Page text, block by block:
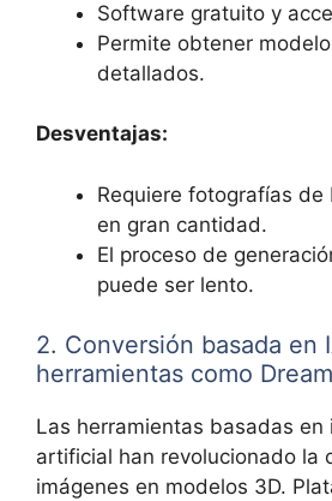
Software gratuito y
Permite obtener
detallados.
Desventajas:
Requiere fotografías
en gran cantidad.
El proceso de
puede ser lento.
2. Conversión basada en
herramientas como
Las herramientas basadas en
artificial han revolucionado la
imágenes en modelos 3D.